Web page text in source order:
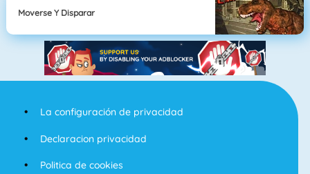
Moverse Y Disparar
La configuración de privacidad
Declaracion privacidad
Politica de cookies